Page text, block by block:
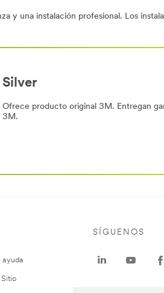
y una instalación profesional. Los
Silver
Ofrece producto original 3M. Entregan
3M.
ayuda
Sitio
SÍGUENOS